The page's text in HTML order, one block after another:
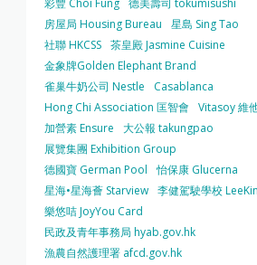
彩豐 Choi Fung 德美壽司 tokumisushi
房屋局 Housing Bureau
星島 Sing Tao
社聯 HKCSS 茶皇殿 Jasmine Cuisine
金象牌Golden Elephant Brand
雀巢牛奶公司 Nestle
Casablanca
Hong Chi Association 匡智會
Vitasoy 維
加營素 Ensure
大公報 takungpao
展覽集團 Exhibition Group
德國寶 German Pool
怡保康 Glucerna
星海•星海薈 Starview 李健駕駛學校 LeeKin
樂悠咭 JoyYou Card
民政及青年事務局 hyab.gov.hk
漁農自然護理署 afcd.gov.hk